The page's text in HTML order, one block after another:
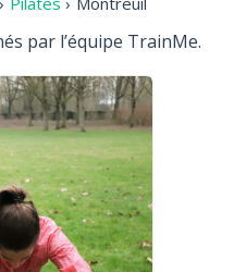
par l’équipe TrainMe.